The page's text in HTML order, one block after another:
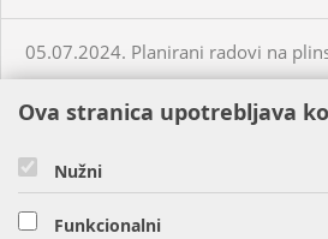
05.07.2024. Planirani radovi na
03.07.2024. Planirani radovi na
03.07.2024. Planirani radovi na
Ova stranica upotrebljava
Nužni
Funkcionalni